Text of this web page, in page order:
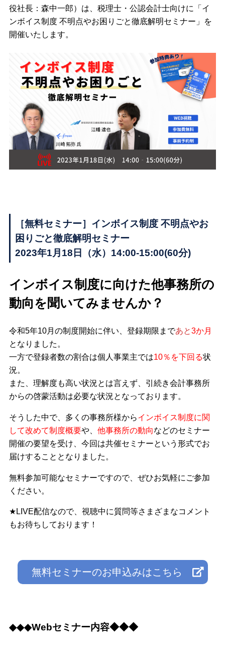
役社長：森中一郎）は、税理士・公認会計士向けに「イ
ンボイス制度 不明点やお困りごと徹底解明セミナー」を
開催いたします。
［無料セミナー］インボイス制度 不明点やお
困りごと徹底解明セミナー
2023年1月18日（水）14:00-15:00(60分)
インボイス制度に向けた他事務所の
動向を聞いてみませんか？
令和5年10月の制度開始に伴い、登録期限まであと3か月
となりました。
一方で登録者数の割合は個人事業主では10％を下回る状
況。
また、理解度も高い状況とは言えず、引続き会計事務所
からの啓蒙活動は必要な状況となっております。
そうした中で、多くの事務所様からインボイス制度に関
して改めて制度概要や、 他事務所の動向などのセミナー
開催の要望を受け、今回は共催セミナーという形式でお
届けすることとなりました。
無料参加可能なセミナーですので、ぜひお気軽にご参加
ください。
★LIVE配信なので、視聴中に質問等さまざまなコメント
もお待ちしております！
無料セミナーのお申込みはこちら
◆◆◆Webセミナー内容◆◆◆